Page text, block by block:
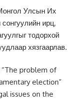
Улсын Их
ирц,
тодорхой
хязгаарлав.
problem of
election”
issues on the